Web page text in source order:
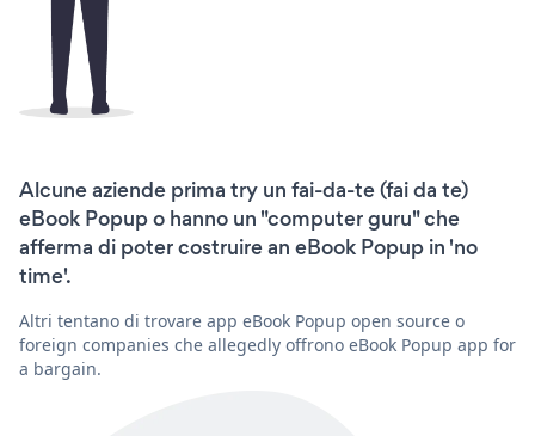
Alcune aziende prima try un fai-da-te (fai da te)
eBook Popup o hanno un "computer guru" che
afferma di poter costruire an eBook Popup in 'no
time'.
Altri tentano di trovare app eBook Popup open source o
foreign companies che allegedly offrono eBook Popup app for
a bargain.